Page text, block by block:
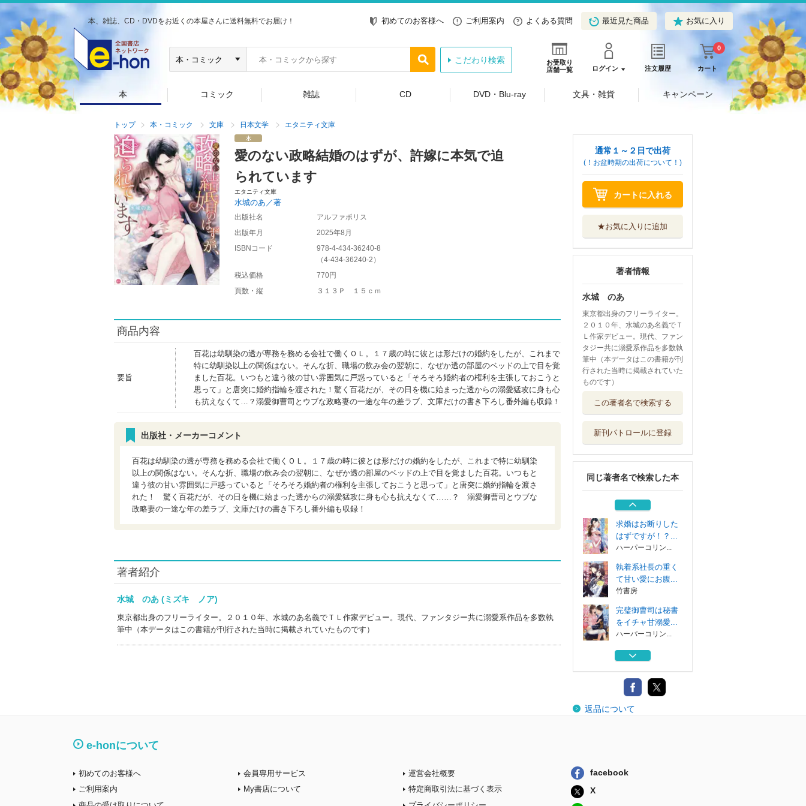
本、雑誌、CD・DVDをお近くの本屋さんに送料無料でお届け！ 初めてのお客様へ ご利用案内 よくある質問 最近見た商品 お気に入り
お受取り
店舗一覧
ログイン 注文履歴 カート
0
こだわり検索
本 コミック 雑誌 CD DVD・Blu-ray 文具・雑貨 キャンペーン
トップ 本・コミック 文庫 日本文学 エタニティ文庫
愛のない政略結婚のはずが、許嫁に本気で迫
られています
エタニティ文庫
水城のあ／著
出版社名
アルファポリス
出版年月
2025年8月
ISBNコード
978-4-434-36240-8
（4-434-36240-2 ）
税込価格
770円
頁数・縦
３１３Ｐ １５ｃｍ
商品内容
要旨
百花は幼馴染の透が専務を務める会社で働くＯＬ。１７歳の時に彼とは形だけの婚約をしたが、これまで
特に幼馴染以上の関係はない。そんな折、職場の飲み会の翌朝に、なぜか透の部屋のベッドの上で目を覚
ました百花。いつもと違う彼の甘い雰囲気に戸惑っていると「そろそろ婚約者の権利を主張しておこうと
思って」と唐突に婚約指輪を渡された！驚く百花だが、その日を機に始まった透からの溺愛猛攻に身も心
も抗えなくて…？溺愛御曹司とウブな政略妻の一途な年の差ラブ、文庫だけの書き下ろし番外編も収録！
出版社・メーカーコメント
百花は幼馴染の透が専務を務める会社で働くＯＬ。１７歳の時に彼とは形だけの婚約をしたが、これまで特に幼馴染
以上の関係はない。そんな折、職場の飲み会の翌朝に、なぜか透の部屋のベッドの上で目を覚ました百花。いつもと
違う彼の甘い雰囲気に戸惑っていると「そろそろ婚約者の権利を主張しておこうと思って」と唐突に婚約指輪を渡さ
れた！ 驚く百花だが、その日を機に始まった透からの溺愛猛攻に身も心も抗えなくて……？ 溺愛御曹司とウブな
政略妻の一途な年の差ラブ、文庫だけの書き下ろし番外編も収録！
著者紹介
水城 のあ (ミズキ ノア)
東京都出身のフリーライター。２０１０年、水城のあ名義でＴＬ作家デビュー。現代、ファンタジー共に溺愛系作品を多数執
筆中（本データはこの書籍が刊行された当時に掲載されていたものです）
通常１～２日で出荷
(！お盆時期の出荷について！)
カートに入れる
★お気に入りに追加
著者情報
水城 のあ
東京都出身のフリーライター。
２０１０年、水城のあ名義でＴ
Ｌ作家デビュー。現代、ファン
タジー共に溺愛系作品を多数執
筆中（本データはこの書籍が刊
行された当時に掲載されていた
ものです）
この著者名で検索する
新刊パトロールに登録
同じ著者名で検索した本
をイチャ甘溺愛...
旦那様は専属ボデ
アルファポリス
傲慢王太子の罠に
かかった文系令...
ハーパーコリン...
求婚はお断りした
はずですが！？...
ハーパーコリン...
執着系社長の重く
て甘い愛にお腹...
竹書房
完璧御曹司は秘書
をイチャ甘溺愛...
ハーパーコリン...
旦那様は専属ボデ
アルファポリス
傲慢王太子の罠に
かかった文系令...
返品について
e-honについて
初めてのお客様へ
ご利用案内
会員専用サービス
My書店について
運営会社概要
特定商取引法に基づく表示
facebook
X